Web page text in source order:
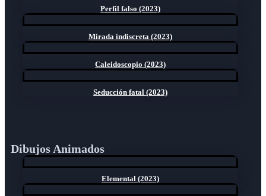
Perfil falso (2023)
Mirada indiscreta (2023)
Caleidoscopio (2023)
Seducción fatal (2023)
Dibujos Animados
Elemental (2023)